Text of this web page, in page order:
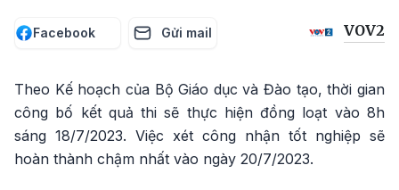
Facebook Gửi mail VOV2
Theo Kế hoạch của Bộ Giáo dục và Đào tạo, thời gian
công bố kết quả thi sẽ thực hiện đồng loạt vào 8h
sáng 18/7/2023. Việc xét công nhận tốt nghiệp sẽ
hoàn thành chậm nhất vào ngày 20/7/2023.